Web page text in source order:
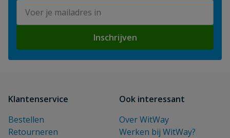
Inschrijven
Klantenservice
Bestellen
Retourneren
Ook interessant
Over WitWay
Werken bij WitWay?